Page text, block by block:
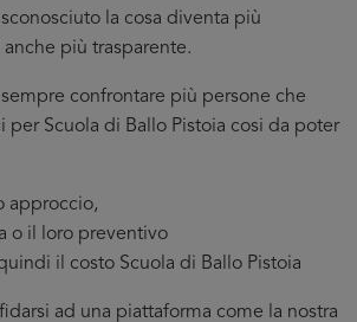
la cosa diventa più
più trasparente.
confrontare più persone che
per Scuola di Ballo Pistoia cosi da poter
approccio,
o il loro preventivo
il costo Scuola di Ballo Pistoia
ad una piattaforma come la nostra